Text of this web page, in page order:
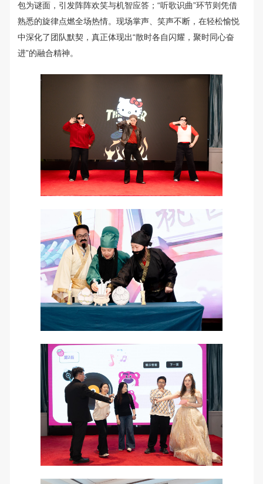
包为谜面，引发阵阵欢笑与机智应答；“听歌识曲”环节则凭借
熟悉的旋律点燃全场热情。现场掌声、笑声不断，在轻松愉悦
中深化了团队默契，真正体现出“散时各自闪耀，聚时同心奋
进”的融合精神。